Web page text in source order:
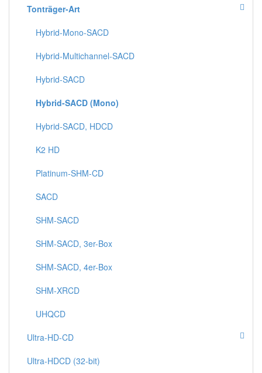
Tonträger-Art
Hybrid-Mono-SACD
Hybrid-Multichannel-SACD
Hybrid-SACD
Hybrid-SACD (Mono)
Hybrid-SACD, HDCD
K2 HD
Platinum-SHM-CD
SACD
SHM-SACD
SHM-SACD, 3er-Box
SHM-SACD, 4er-Box
SHM-XRCD
UHQCD
Ultra-HD-CD
Ultra-HDCD (32-bit)